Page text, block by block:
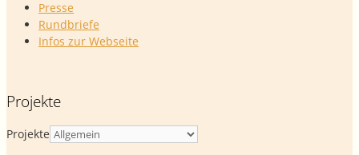
Presse
Rundbriefe
Infos zur Webseite
Projekte
Projekte